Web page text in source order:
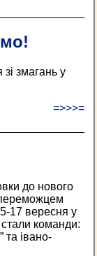
змагань у
=>>>=
до нового
переможцем
17 вересня у
команди:
та івано-